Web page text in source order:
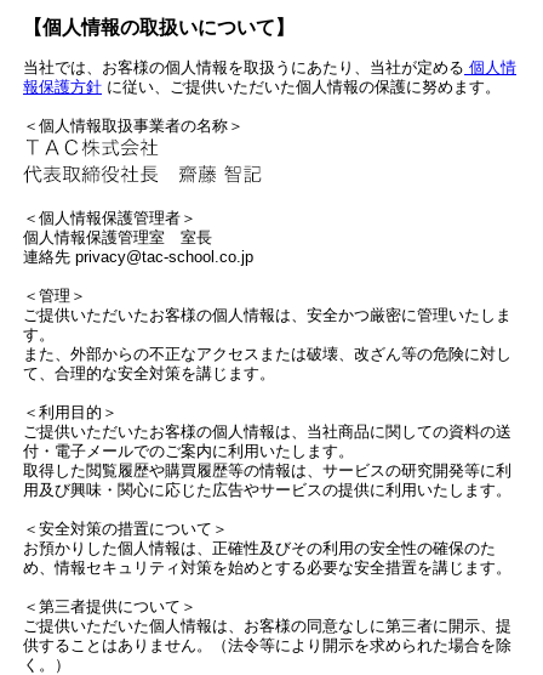
【個人情報の取扱いについて】
当社では、お客様の個人情報を取扱うにあたり、当社が定める 個人情
報保護方針 に従い、ご提供いただいた個人情報の保護に努めます。
＜個人情報取扱事業者の名称＞
＜個人情報保護管理者＞
個人情報保護管理室 室長
連絡先 privacy@tac-school.co.jp
＜管理＞
ご提供いただいたお客様の個人情報は、安全かつ厳密に管理いたしま
す。
また、外部からの不正なアクセスまたは破壊、改ざん等の危険に対し
て、合理的な安全対策を講じます。
＜利用目的＞
ご提供いただいたお客様の個人情報は、当社商品に関しての資料の送
付・電子メールでのご案内に利用いたします。
取得した閲覧履歴や購買履歴等の情報は、サービスの研究開発等に利
用及び興味・関心に応じた広告やサービスの提供に利用いたします。
＜安全対策の措置について＞
お預かりした個人情報は、正確性及びその利用の安全性の確保のた
め、情報セキュリティ対策を始めとする必要な安全措置を講じます。
＜第三者提供について＞
ご提供いただいた個人情報は、お客様の同意なしに第三者に開示、提
供することはありません。（法令等により開示を求められた場合を除
く。）